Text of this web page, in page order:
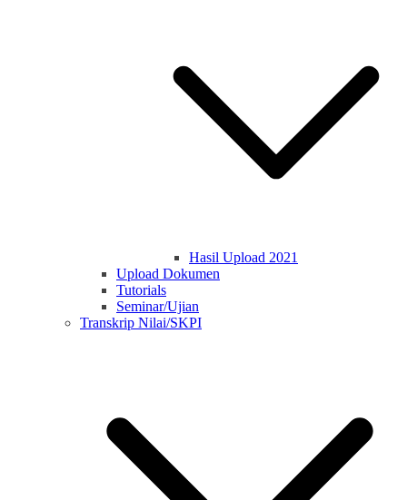
Hasil Upload 2021
Upload Dokumen
Tutorials
Seminar/Ujian
Transkrip Nilai/SKPI